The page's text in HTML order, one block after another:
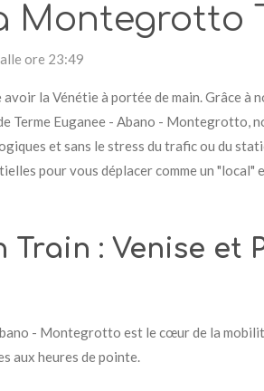
Montegrotto
ore 23:49
la Vénétie à portée de main. Grâce
Terme Euganee - Abano - Montegrotto,
et sans le stress du trafic ou du
pour vous déplacer comme un
Train : Venise et
- Montegrotto est le cœur de la
aux heures de pointe.